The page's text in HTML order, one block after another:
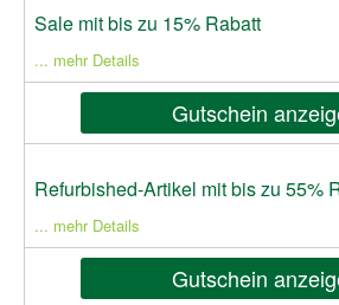
Sale mit bis zu 15% Rabatt
... mehr Details
Gutschein
Refurbished-Artikel mit bis zu 55%
... mehr Details
Gutschein